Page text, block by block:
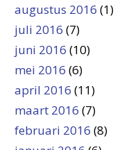
augustus 2016 (1)
juli 2016 (7)
juni 2016 (10)
mei 2016 (6)
april 2016 (11)
maart 2016 (7)
februari 2016 (8)